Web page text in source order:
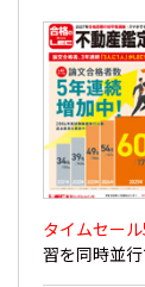
タイムセー
習を同時並